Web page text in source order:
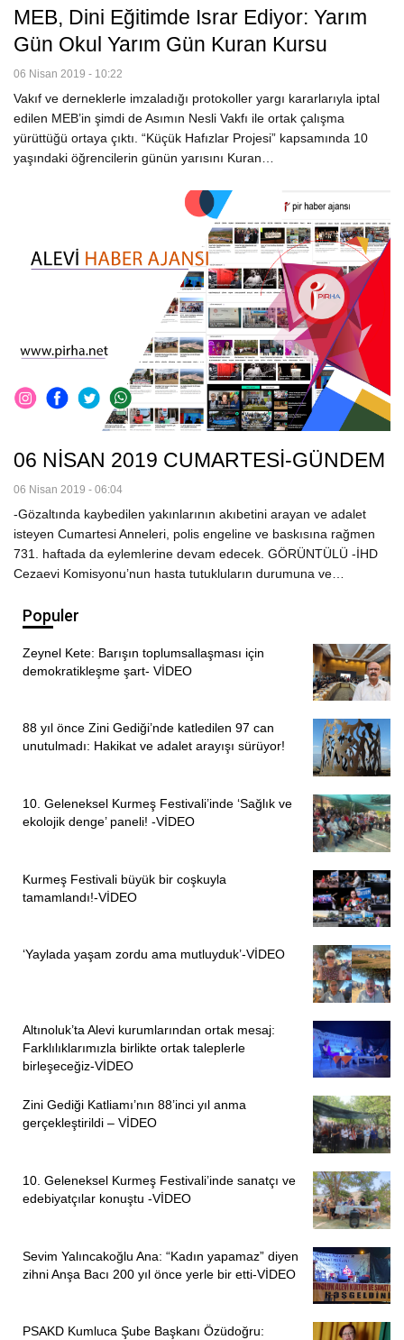
MEB, Dini Eğitimde Israr Ediyor: Yarım
Gün Okul Yarım Gün Kuran Kursu
06 Nisan 2019 - 10:22
Vakıf ve derneklerle imzaladığı protokoller yargı kararlarıyla iptal
edilen MEB’in şimdi de Asımın Nesli Vakfı ile ortak çalışma
yürüttüğü ortaya çıktı. “Küçük Hafızlar Projesi” kapsamında 10
yaşındaki öğrencilerin günün yarısını Kuran…
06 NİSAN 2019 CUMARTESİ-GÜNDEM
06 Nisan 2019 - 06:04
-Gözaltında kaybedilen yakınlarının akıbetini arayan ve adalet
isteyen Cumartesi Anneleri, polis engeline ve baskısına rağmen
731. haftada da eylemlerine devam edecek. GÖRÜNTÜLÜ -İHD
Cezaevi Komisyonu’nun hasta tutukluların durumuna ve…
Populer
Zeynel Kete: Barışın toplumsallaşması için
demokratikleşme şart- VİDEO
88 yıl önce Zini Gediği’nde katledilen 97 can
unutulmadı: Hakikat ve adalet arayışı sürüyor!
10. Geleneksel Kurmeş Festivali’inde ‘Sağlık ve
ekolojik denge’ paneli! -VİDEO
Kurmeş Festivali büyük bir coşkuyla
tamamlandı!-VİDEO
‘Yaylada yaşam zordu ama mutluyduk’-VİDEO
Altınoluk’ta Alevi kurumlarından ortak mesaj:
Farklılıklarımızla birlikte ortak taleplerle
birleşeceğiz-VİDEO
Zini Gediği Katliamı’nın 88’inci yıl anma
gerçekleştirildi – VİDEO
10. Geleneksel Kurmeş Festivali’inde sanatçı ve
edebiyatçılar konuştu -VİDEO
Sevim Yalıncakoğlu Ana: “Kadın yapamaz” diyen
zihni Anşa Bacı 200 yıl önce yerle bir etti-VİDEO
PSAKD Kumluca Şube Başkanı Özüdoğru: